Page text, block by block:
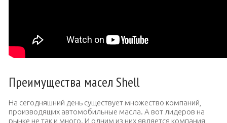
Преимущества масел Shell
На сегодняшний день существует множество компаний,
производящих автомобильные масла. А вот лидеров на
рынке не так и много. И одним из них является компания